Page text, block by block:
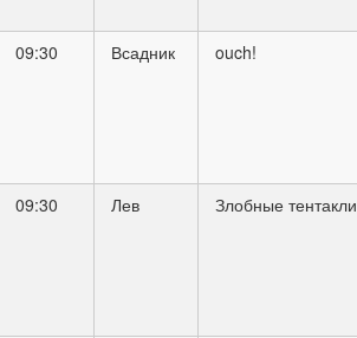
09:30 Всадник ouch!
09:30 Лев Злобные тентакли